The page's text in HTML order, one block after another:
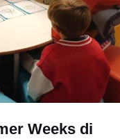
Weeks di